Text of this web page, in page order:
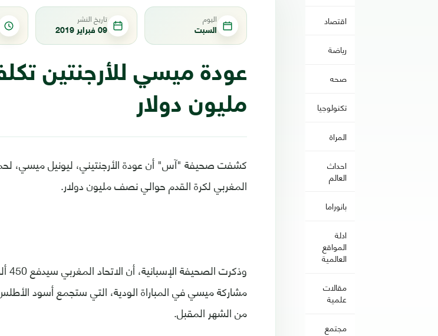
اقتصاد
رياضة
صحه
تكنولوجيا
المراة
احداث
العالم
بانوراما
ادلة
المواقع
العالمية
مقالات
علمية
مجتمع
اليوم
السبت
تاريخ النشر
09 فبراير 2019
عودة ميسي للأرجنتين
مليون دولار
كشفت صحيفة "آس" أن عودة الأرجنتيني، ليونيل ميسي،
المغربي لكرة القدم حوالي نصف مليون دولار.
من الشهر المقبل.